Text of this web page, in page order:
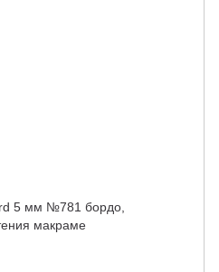
5 мм №781 бордо,
макраме